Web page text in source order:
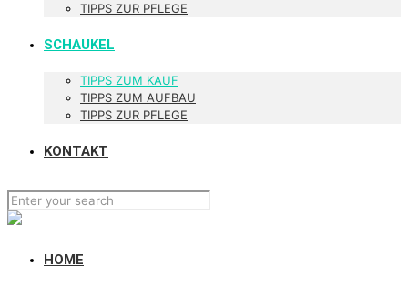
TIPPS ZUR PFLEGE
SCHAUKEL
TIPPS ZUM KAUF
TIPPS ZUM AUFBAU
TIPPS ZUR PFLEGE
KONTAKT
HOME